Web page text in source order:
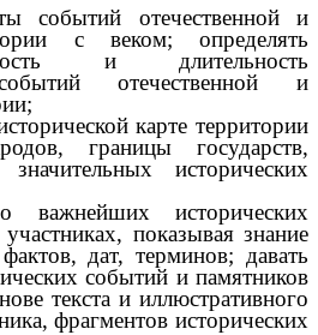
событий отечественной и
с веком; определять
и длительность
отечественной и
карте территории
границы государств,
исторических
о важнейших исторических
показывая знание
дат, терминов; давать
событий и памятников
текста и иллюстративного
фрагментов исторических